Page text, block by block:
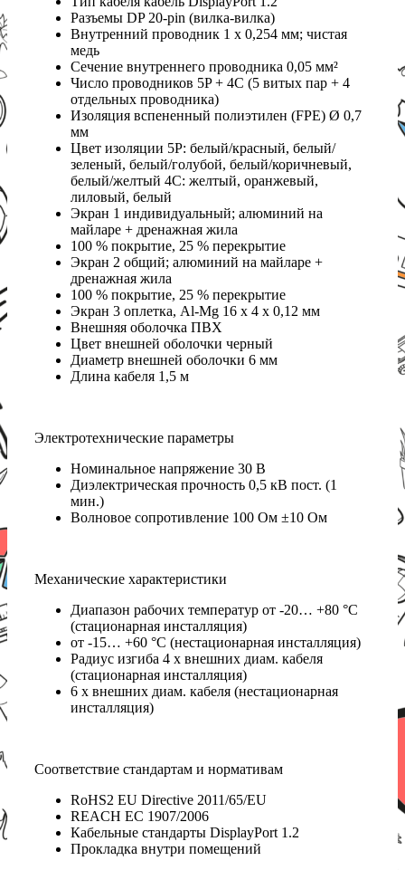
Разъемы DP 20-pin (вилка-вилка)
Внутренний проводник 1 x 0,254 мм; чистая
медь
Сечение внутреннего проводника 0,05 мм²
Число проводников 5P + 4C (5 витых пар + 4
отдельных проводника)
Изоляция вспененный полиэтилен (FPE) Ø 0,7
мм
Цвет изоляции 5P: белый/красный, белый/
зеленый, белый/голубой, белый/коричневый,
белый/желтый 4C: желтый, оранжевый,
лиловый, белый
Экран 1 индивидуальный; алюминий на
майларе + дренажная жила
100 % покрытие, 25 % перекрытие
Экран 2 общий; алюминий на майларе +
дренажная жила
100 % покрытие, 25 % перекрытие
Экран 3 оплетка, Al-Mg 16 x 4 x 0,12 мм
Внешняя оболочка ПВХ
Цвет внешней оболочки черный
Диаметр внешней оболочки 6 мм
Длина кабеля 1,5 м
Электротехнические параметры
Номинальное напряжение 30 В
Диэлектрическая прочность 0,5 кВ пост. (1
мин.)
Волновое сопротивление 100 Ом ±10 Ом
Механические характеристики
Диапазон рабочих температур от -20… +80 °C
(стационарная инсталляция)
от -15… +60 °C (нестационарная инсталляция)
Радиус изгиба 4 x внешних диам. кабеля
(стационарная инсталляция)
6 x внешних диам. кабеля (нестационарная
инсталляция)
Соответствие стандартам и нормативам
RoHS2 EU Directive 2011/65/EU
REACH EC 1907/2006
Кабельные стандарты DisplayPort 1.2
Прокладка внутри помещений